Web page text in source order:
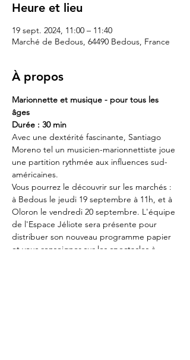
Heure et lieu
19 sept. 2024, 11:00 – 11:40
Marché de Bedous, 64490 Bedous, France
À propos
Marionnette et musique - pour tous les
âges
Durée : 30 min
Avec une dextérité fascinante, Santiago
Moreno tel un musicien-marionnettiste joue
une partition rythmée aux influences sud-
américaines.
Vous pourrez le découvrir sur les marchés :
à Bedous le jeudi 19 septembre à 11h, et à
Oloron le vendredi 20 septembre. L'équipe
de l'Espace Jéliote sera présente pour
distribuer son nouveau programme papier
et vous renseigner sur les spectacles à